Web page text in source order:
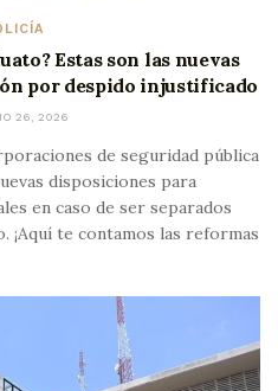
Estas son las nuevas
por despido injustificado
26, 2026
de seguridad pública
disposiciones para
en caso de ser separados
¡Aquí te contamos las reformas